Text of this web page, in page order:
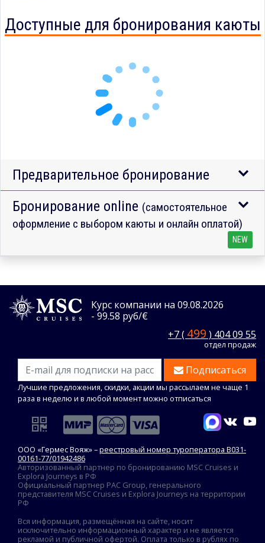
Доступные для бронирования каюты
Предварительное бронирование
Бронирование online (самостоятельное
оформление с выбором каюты и онлайн оплатой)
NEW
Курс компании на 09.08.2026
- 99.58 руб/€
+7 ( 499 ) 404 09 55
отдел продаж
Подписаться
Лучшие предложения, скидки, акции мы рассылаем не чаще 1
раза в неделю и в любой момент можно отписаться
ООО «Гермес Вояж» –реестровый номер туроператора В031-
00161-77/01942486
Авторизованный партнер по бронированию MSC Cruises и
Explora Journeys в РФ
Официальный партнер PAC Group, генерального
представителя MSC Cruises и Explora Journeys на территории
РФ
Вся информация, размещённая на сайте, носит
исключительно информационный характер и не является
рекламой и публичной офертой. Оплата только в рублях по